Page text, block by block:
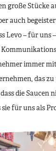
große Stücke
auch
Levo – für uns
immer
das zu
die Saucen
für uns als